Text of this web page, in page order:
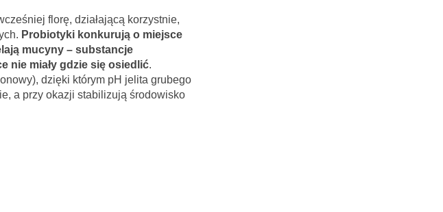
florę, działającą korzystnie,
Probiotyki konkurują o miejsce
mucyny – substancje
nie miały gdzie się osiedlić.
dzięki którym pH jelita grubego
a przy okazji stabilizują środowisko